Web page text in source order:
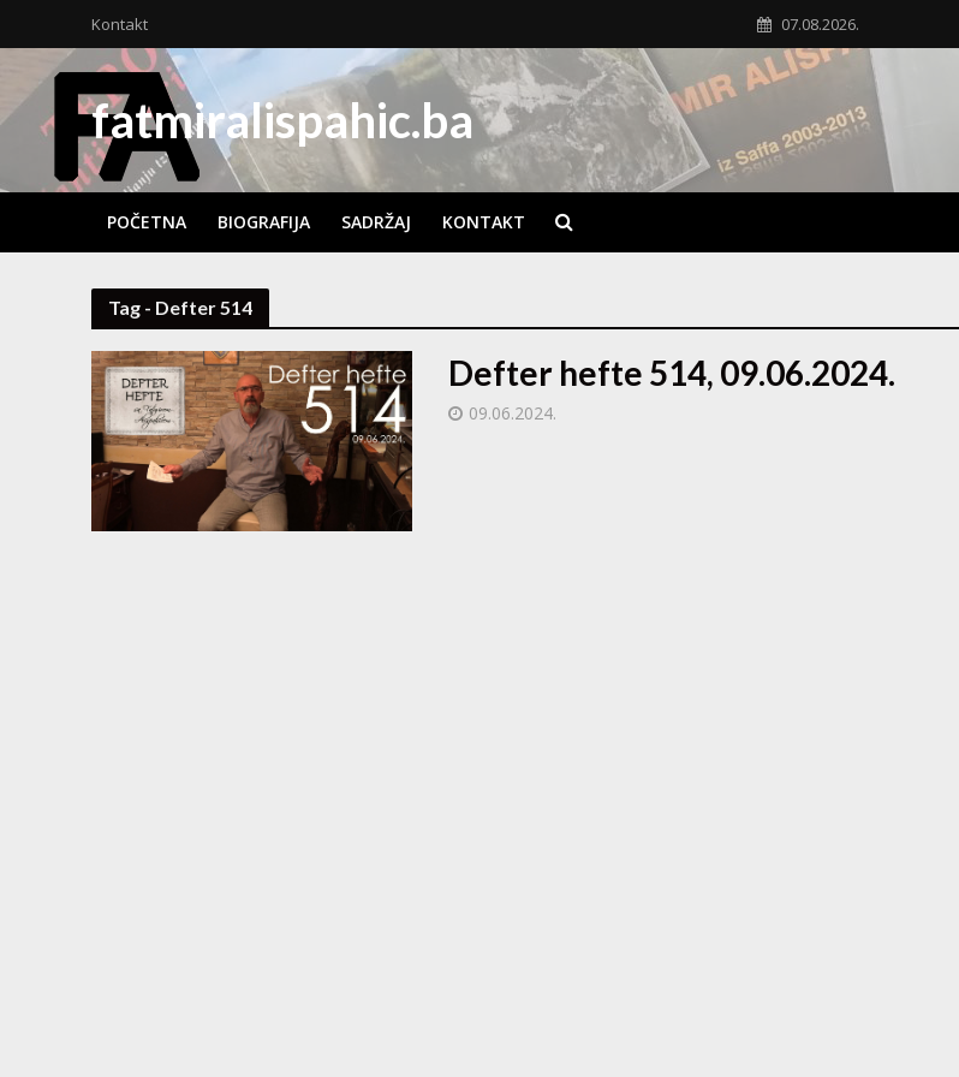
Kontakt 07.08.2026.
fatmiralispahic.ba
POČETNA BIOGRAFIJA SADRŽAJ KONTAKT
Tag - Defter 514
Defter hefte 514, 09.06.2024.
09.06.2024.